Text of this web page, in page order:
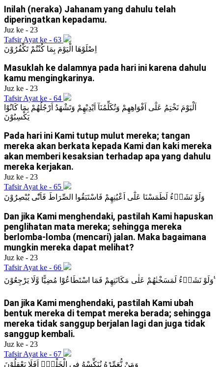
Inilah (neraka) Jahanam yang dahulu telah
diperingatkan kepadamu.
Juz ke - 23
Tafsir Ayat ke - 63
اِصْلَوْهَا الْيَوْمَ بِمَا كُنْتُمْ تَكْفُرُوْنَ
Masuklah ke dalamnya pada hari ini karena dahulu
kamu mengingkarinya.
Juz ke - 23
Tafsir Ayat ke - 64
اَلْيَوْمَ نَخْتِمُ عَلٰٓى اَفْوَاهِهِمْ وَتُكَلِّمُنَآ اَيْدِيْهِمْ وَتَشْهَدُ اَرْجُلُهُمْ بِمَا كَانُوْا
يَكْسِبُوْنَ
Pada hari ini Kami tutup mulut mereka; tangan
mereka akan berkata kepada Kami dan kaki mereka
akan memberi kesaksian terhadap apa yang dahulu
mereka kerjakan.
Juz ke - 23
Tafsir Ayat ke - 65
وَلَوْ نَشَاۤءُ لَطَمَسْنَا عَلٰٓى اَعْيُنِهِمْ فَاسْتَبَقُوا الصِّرَاطَ فَاَنّٰى يُبْصِرُوْنَ
Dan jika Kami menghendaki, pastilah Kami hapuskan
penglihatan mata mereka; sehingga mereka
berlomba-lomba (mencari) jalan. Maka bagaimana
mungkin mereka dapat melihat?
Juz ke - 23
Tafsir Ayat ke - 66
وَلَوْ نَشَاۤءُ لَمَسَخْنٰهُمْ عَلٰى مَكَانَتِهِمْ فَمَا اسْتَطَاعُوْا مُضِيًّا وَّلَا يَرْجِعُوْنَ ࣖ
Dan jika Kami menghendaki, pastilah Kami ubah
bentuk mereka di tempat mereka berada; sehingga
mereka tidak sanggup berjalan lagi dan juga tidak
sanggup kembali.
Juz ke - 23
Tafsir Ayat ke - 67
وَمَنْ نُّعَمِّرْهُ نُنَكِّسْهُ فِى الْخَلْقِۗ اَفَلَا يَعْقِلُوْنَ